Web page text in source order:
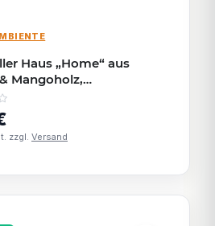
Haus „Home“ aus
Mangoholz,
| 24×21×7 cm SALE
zzgl. Versand